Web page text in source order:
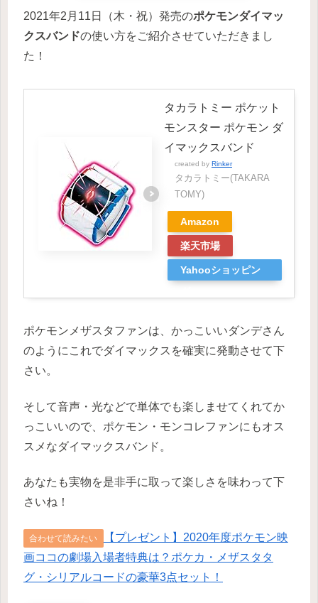
2021年2月11日（木・祝）発売のポケモンダイマッ
クスバンドの使い方をご紹介させていただきまし
た！
タカラトミー ポケット
モンスター ポケモン ダ
イマックスバンド
created by Rinker
タカラトミー(TAKARA
TOMY)
Amazon
楽天市場
Yahooショッピン
ポケモンメザスタファンは、かっこいいダンデさん
のようにこれでダイマックスを確実に発動させて下
さい。
そして音声・光などで単体でも楽しませてくれてか
っこいいので、ポケモン・モンコレファンにもオス
スメなダイマックスバンド。
あなたも実物を是非手に取って楽しさを味わって下
さいね！
合わせて読みたい
【プレゼント】2020年度ポケモン映
画ココの劇場入場者特典は？ポケカ・メザスタタ
グ・シリアルコードの豪華3点セット！